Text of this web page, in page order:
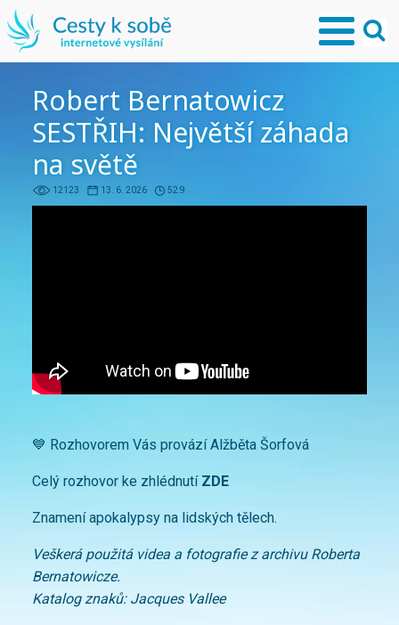
Robert Bernatowicz
SESTŘIH: Největší záhada
na světě
12123 13. 6. 2026 52:9
💙 Rozhovorem Vás provází Alžběta Šorfová
Celý rozhovor ke zhlédnutí ZDE
Znamení apokalypsy na lidských tělech.
Veškerá použitá videa a fotografie z archivu Roberta
Bernatowicze.
Katalog znaků: Jacques Vallee